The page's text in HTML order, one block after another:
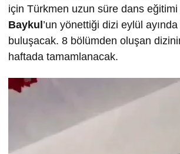
için Türkmen uzun süre dans eğitimi
Baykul ’un yönettiği dizi eylül
buluşacak. 8 bölümden oluşan
haftada tamamlanacak.